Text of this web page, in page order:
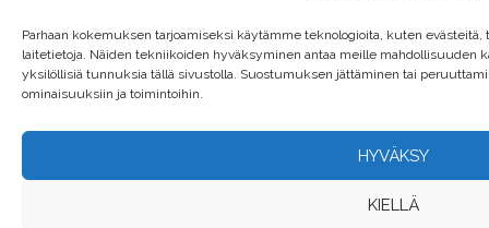
Parhaan kokemuksen tarjoamiseksi käytämme teknologioita, kuten
laitetietoja. Näiden tekniikoiden hyväksyminen antaa meille mahdollisuuden
yksilöllisiä tunnuksia tällä sivustolla. Suostumuksen jättäminen tai
ominaisuuksiin ja toimintoihin.
HYVÄKSY
KIELLÄ